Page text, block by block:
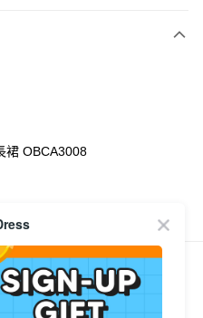
上免運費
裙 OBCA3008
推薦